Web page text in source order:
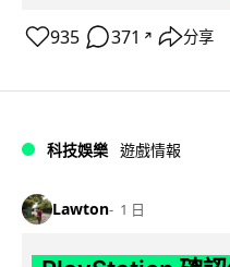
935 371 ↗ 分享
科技娛樂 遊戲情報
Lawton 1 日